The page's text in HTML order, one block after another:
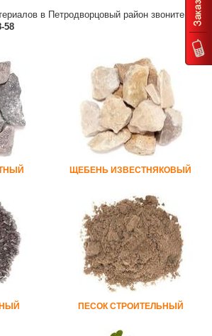
в Петродворцовый район звоните по
58
ЩЕБЕНЬ ИЗВЕСТНЯКОВЫЙ
ПЕСОК СТРОИТЕЛЬНЫЙ